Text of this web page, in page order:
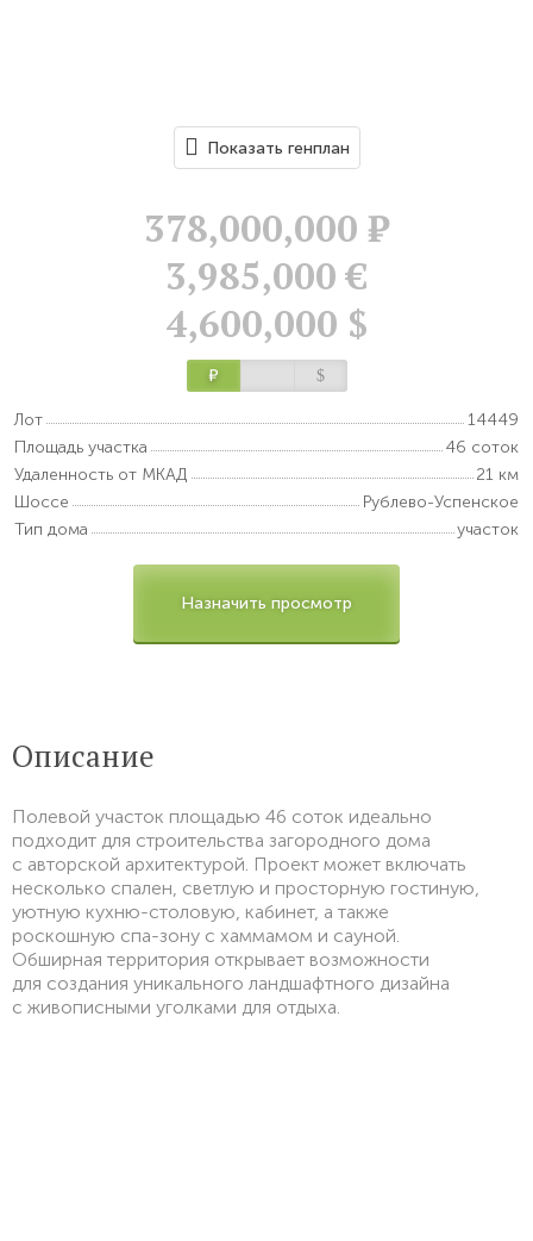
Показать генплан
378,000,000 Р
3,985,000 €
4,600,000 $
Р $
Лот
14449
Площадь участка
46 соток
Удаленность от МКАД
21 км
Шоссе
Рублево-Успенское
Тип дома
участок
Назначить просмотр
Описание
Полевой участок площадью 46 соток идеально
подходит для строительства загородного дома
с авторской архитектурой. Проект может включать
несколько спален, светлую и просторную гостиную,
уютную кухню-столовую, кабинет, а также
роскошную спа-зону с хаммамом и сауной.
Обширная территория открывает возможности
для создания уникального ландшафтного дизайна
с живописными уголками для отдыха.